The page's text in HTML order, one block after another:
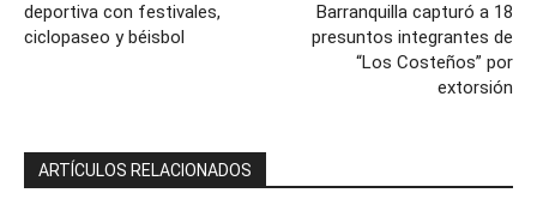
deportiva con festivales,
ciclopaseo y béisbol
Barranquilla capturó a 18
presuntos integrantes de
“Los Costeños” por
extorsión
ARTÍCULOS RELACIONADOS